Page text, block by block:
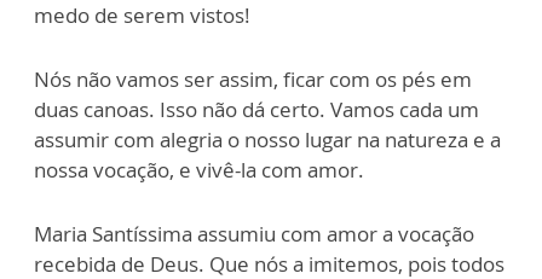
medo de serem vistos!
Nós não vamos ser assim, ficar com os pés em
duas canoas. Isso não dá certo. Vamos cada um
assumir com alegria o nosso lugar na natureza e a
nossa vocação, e vivê-la com amor.
Maria Santíssima assumiu com amor a vocação
recebida de Deus. Que nós a imitemos, pois todos